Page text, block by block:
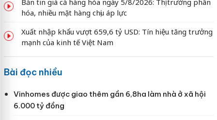
Bản tin giá cả hàng hóa ngày 5/8/2026: Thị trường phân
hóa, nhiều mặt hàng chịu áp lực
Xuất nhập khẩu vượt 659,6 tỷ USD: Tín hiệu tăng trưởng
mạnh của kinh tế Việt Nam
Bài đọc nhiều
Vinhomes được giao thêm gần 6,8ha làm nhà ở xã hội
6.000 tỷ đồng